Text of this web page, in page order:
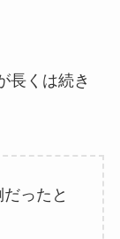
長くは続き
ったと